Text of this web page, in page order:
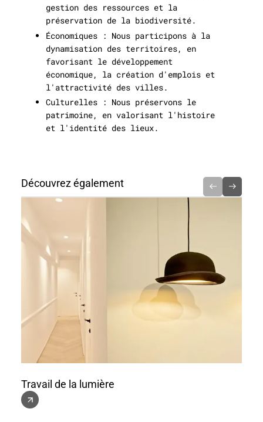
gestion des ressources et la
préservation de la biodiversité.
Économiques : Nous participons à la
dynamisation des territoires, en
favorisant le développement
économique, la création d'emplois et
l'attractivité des villes.
Culturelles : Nous préservons le
patrimoine, en valorisant l'histoire
et l'identité des lieux.
Découvrez également
Travail de la lumière